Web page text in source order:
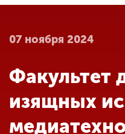
Главная
Абитуриенту
07 ноября 2024
Факультет
изящных